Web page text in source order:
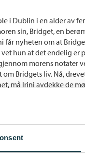
i Dublin i en alder av
sin, Bridget, en
får nyheten om at
hun at det endelig er
morens notater
Bridgets liv. Nå,
må Irini avdekke de